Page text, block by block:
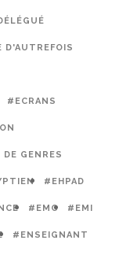
D'AUTREFOIS
#ECRANS
GENRES
#EHPAD
#EMC #EMI
#ENSEIGNANT